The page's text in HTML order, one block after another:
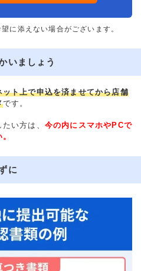
に添えない場合がございます。
いましょう
ット上で申込を済ませてから店舗
です。
い方は、 今の内にスマホやPCで
に